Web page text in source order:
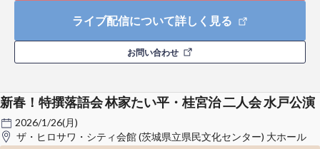
ライブ配信について詳しく見る
お問い合わせ
新春！特撰落語会 林家たい平・桂宮治 二人会 水戸公演
2026/1/26(月)
ザ・ヒロサワ・シティ会館 (茨城県立県民文化センター) 大ホール